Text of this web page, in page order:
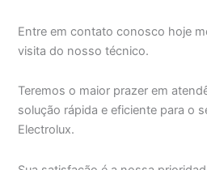
Entre em contato conosco hoje
visita do nosso técnico.
Teremos o maior prazer em
solução rápida e eficiente para o
Electrolux.